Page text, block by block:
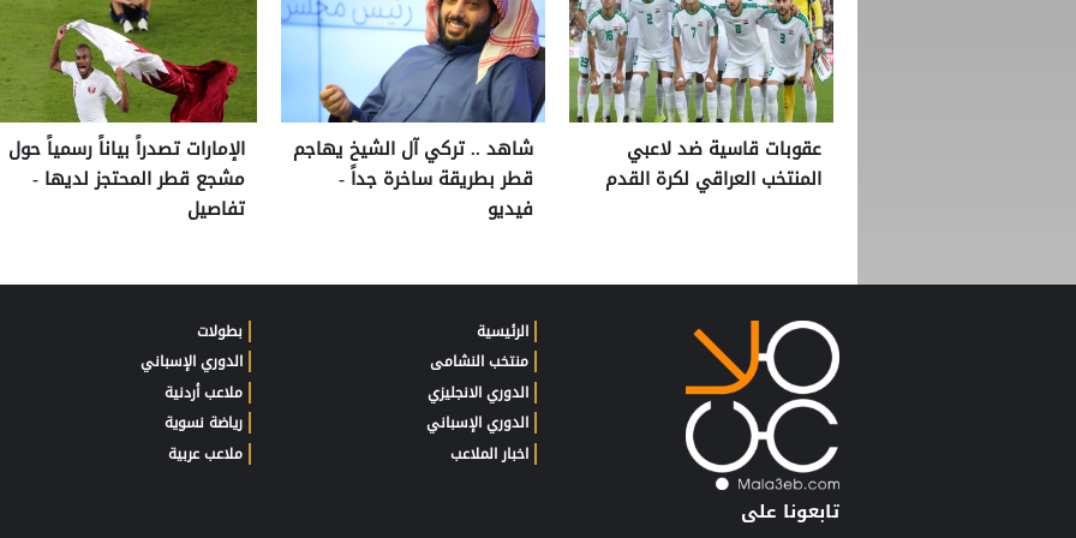
عقوبات قاسية ضد لاعبي
المنتخب العراقي لكرة القدم
شاهد .. تركي آل الشيخ يهاجم
قطر بطريقة ساخرة جداً -
فيديو
الإمارات تصدراً بياناً رسمياً حول
مشجع قطر المحتجز لديها -
تفاصيل
تابعونا على
الرئيسية
منتخب النشامى
الدوري الانجليزي
الدوري الإسباني
اخبار الملاعب
بطولات
الدوري الإسباني
ملاعب أردنية
رياضة نسوية
ملاعب عربية